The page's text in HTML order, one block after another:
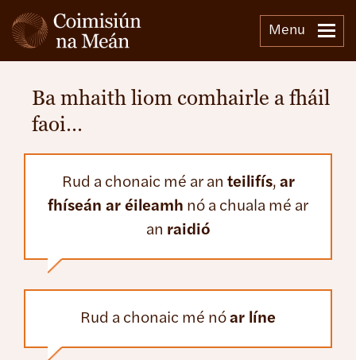
Menu
Ba mhaith liom comhairle a fháil
faoi…
Rud a chonaic mé ar an teilifís, ar
fhíseán ar éileamh nó a chuala mé ar
an raidió
Rud a chonaic mé nó ar líne